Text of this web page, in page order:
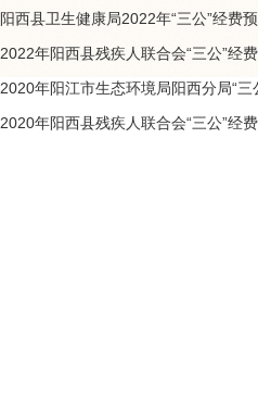
阳西县卫生健康局2022年“三公”经费
2022年阳西县残疾人联合会“三公”经
2020年阳江市生态环境局阳西分局“三
2020年阳西县残疾人联合会“三公”经